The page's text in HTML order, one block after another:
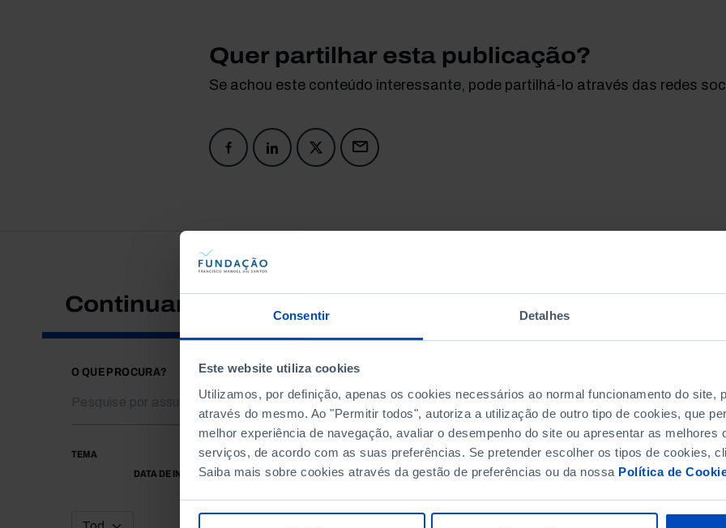
Consentir Detalhes
Este website utiliza cookies
Utilizamos, por definição, apenas os cookies necessários ao normal funcionamento do site,
através do mesmo. Ao "Permitir todos", autoriza a utilização de outro tipo de cookies, que
melhor experiência de navegação, avaliar o desempenho do site ou apresentar as melhores
serviços, de acordo com as suas preferências. Se pretender escolher os tipos de cookies,
Saiba mais sobre cookies através da gestão de preferências ou da nossa Política de
Quer partilhar esta publicação?
Se achou este conteúdo interessante, pode partilhá-lo através das redes
Continuar a pesquisar
O QUE PROCURA?
TEMA
DATA DE INÍCIO
DATA DE FIM